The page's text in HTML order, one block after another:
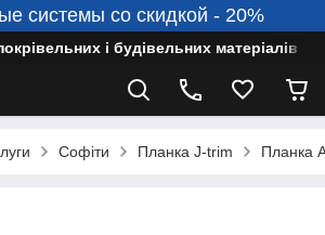
системы со скидкой - 20%
і будівельних матеріалів
Софіти Планка J-trim Планка